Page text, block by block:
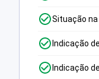
Situação na
Indicação
Indicação